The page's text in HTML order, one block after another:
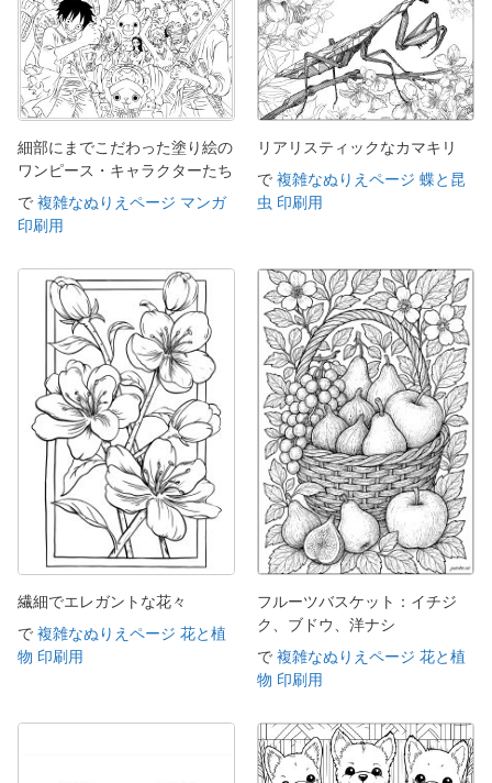
細部にまでこだわった塗り絵の
ワンピース・キャラクターたち
で 複雑なぬりえページ マンガ
印刷用
リアリスティックなカマキリ
で 複雑なぬりえページ 蝶と昆
虫 印刷用
繊細でエレガントな花々
で 複雑なぬりえページ 花と植
物 印刷用
フルーツバスケット：イチジ
ク、ブドウ、洋ナシ
で 複雑なぬりえページ 花と植
物 印刷用